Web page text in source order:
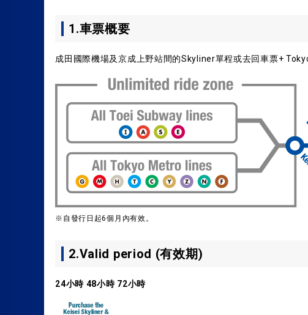
1.車票概要
成田國際機場及京成上野站間的Skyliner單程或去回車票+
※自發行日起6個月內有效。
2.Valid period (有效期)
24小時 48小時 72小時